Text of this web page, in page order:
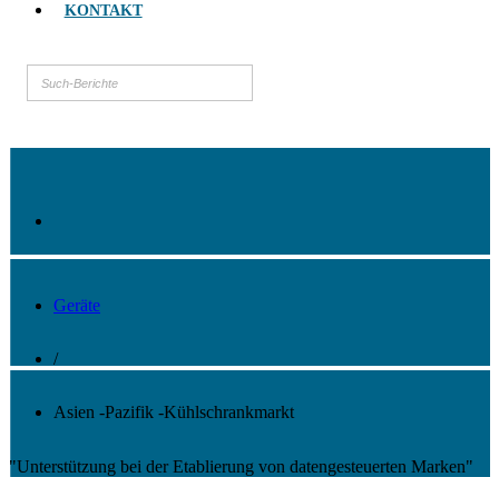
KONTAKT
Geräte
/
Asien -Pazifik -Kühlschrankmarkt
"Unterstützung bei der Etablierung von datengesteuerten Marken"